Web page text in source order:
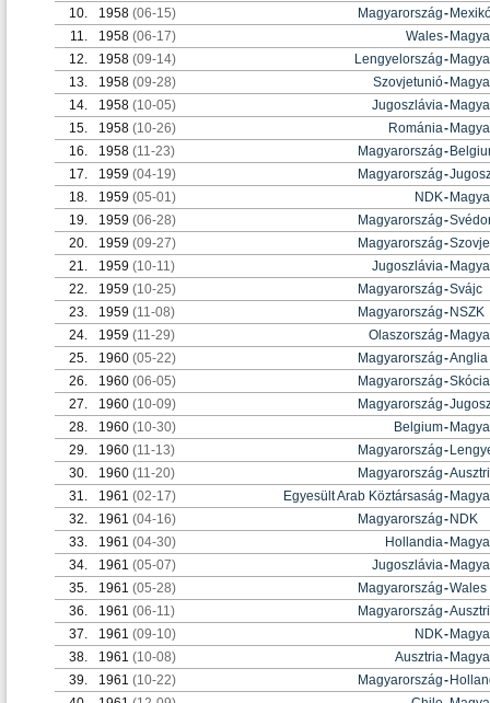
10.
1958 (06-15) Magyarország-
11.
1958 (06-17) Wales-
12.
1958 (09-14) Lengyelország-
13.
1958 (09-28) Szovjetunió-
14.
1958 (10-05) Jugoszlávia-
15.
1958 (10-26) Románia-
16.
1958 (11-23) Magyarország-
17.
1959 (04-19) Magyarország-
18.
1959 (05-01) NDK-
19.
1959 (06-28) Magyarország-
20.
1959 (09-27) Magyarország-
21.
1959 (10-11) Jugoszlávia-
22.
1959 (10-25) Magyarország-Svájc
23.
1959 (11-08) Magyarország- NSZK
24.
1959 (11-29) Olaszország-
25.
1960 (05-22) Magyarország-Anglia
26.
1960 (06-05) Magyarország-Skócia
27.
1960 (10-09) Magyarország-
28.
1960 (10-30) Belgium-
29.
1960 (11-13) Magyarország-
30.
1960 (11-20) Magyarország-
31.
1961 (02-17) Egyesült Arab Köztársaság-
32.
1961 (04-16) Magyarország- NDK
33.
1961 (04-30) Hollandia-
34.
1961 (05-07) Jugoszlávia-
35.
1961 (05-28) Magyarország-Wales
36.
1961 (06-11) Magyarország-
37.
1961 (09-10) NDK-
38.
1961 (10-08) Ausztria-
39.
1961 (10-22) Magyarország-